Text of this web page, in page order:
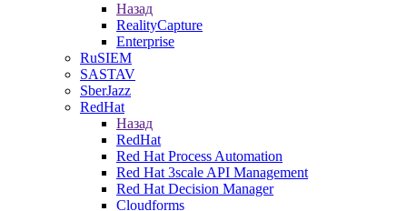
Назад
RealityCapture
Enterprise
RuSIEM
SASTAV
SberJazz
RedHat
Назад
RedHat
Red Hat Process Automation
Red Hat 3scale API Management
Red Hat Decision Manager
Cloudforms